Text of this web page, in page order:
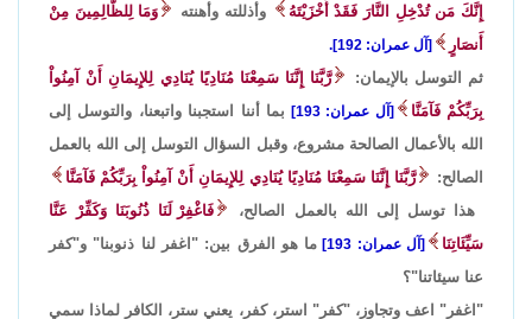
إِنَّكَ مَن تُدْخِلِ النَّارَ فَقَدْ أَخْزَيْتَهُ
وأذللته وأهنته
وَمَا لِلظَّالِمِينَ مِنْ
أَنصَارٍ
[آل عمران: 192].
ثم التوسل بالإيمان:
رَّبَّنَا إِنَّنَا سَمِعْنَا مُنَادِيًا يُنَادِي لِلإِيمَانِ أَنْ آمِنُواْ
بِرَبِّكُمْ فَآمَنَّا
[آل عمران: 193]
بما أننا استجبنا واتبعنا، والتوسل إلى
الله بالأعمال الصالحة مشروع، وقبل السؤال التوسل إلى الله بالعمل
الصالح:
رَّبَّنَا إِنَّنَا سَمِعْنَا مُنَادِيًا يُنَادِي لِلإِيمَانِ أَنْ آمِنُواْ بِرَبِّكُمْ فَآمَنَّا
هذا توسل إلى الله بالعمل الصالح،
فَاغْفِرْ لَنَا ذُنُوبَنَا وَكَفِّرْ عَنَّا
سَيِّئَاتِنَا
[آل عمران: 193]
ما هو الفرق بين: "اغفر لنا ذنوبنا" و"كفر
عنا سيئاتنا"؟
"اغفر" اعف وتجاوز، "كفر" استر، كفر، يعني ستر، الكافر لماذا سمي